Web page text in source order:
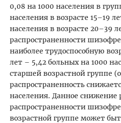
0,08 на 1000 населения в
населения в возрасте 15–19
населения в возрасте 20–39
распространенности
наиболее трудоспособную
лет – 5,42 больных на 1000
старшей возрастной группе
распространенность
населения. Данное снижение
распространенности
возрастной группе может